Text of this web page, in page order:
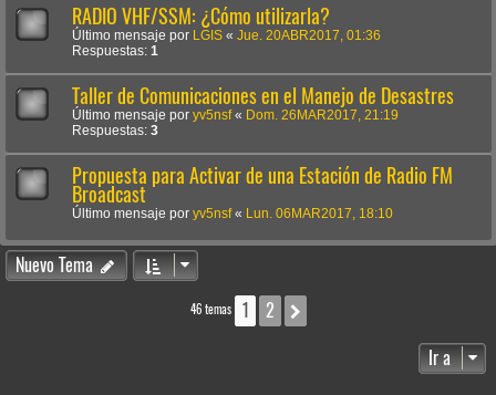
RADIO VHF/SSM: ¿Cómo utilizarla?
Último mensaje por LGIS « Jue. 20ABR2017, 01:36
Respuestas: 1
Taller de Comunicaciones en el Manejo de Desastres
Último mensaje por yv5nsf« Dom. 26MAR2017, 21:19
Respuestas: 3
Propuesta para Activar de una Estación de Radio FM
Broadcast
Último mensaje por yv5nsf« Lun. 06MAR2017, 18:10
Nuevo Tema
46 temas 1 2
Ir a